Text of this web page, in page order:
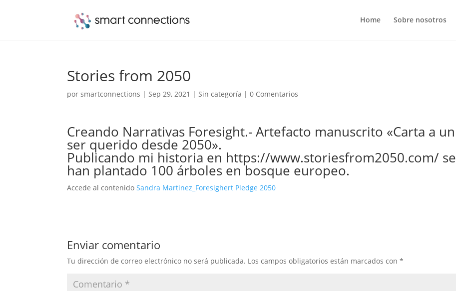
Home Sobre nosotros
Stories from 2050
porsmartconnections |Sep 29, 2021 |Sin categoría |0 Comentarios
Creando Narrativas Foresight.- Artefacto manuscrito «Carta a un
ser querido desde 2050».
Publicando mi historia en https://www.storiesfrom2050.com/ se
han plantado 100 árboles en bosque europeo.
Accede al contenidoSandra Martinez_Foresighert Pledge 2050
Enviar comentario
Tu dirección de correo electrónico no será publicada. Los campos obligatorios están marcados con*